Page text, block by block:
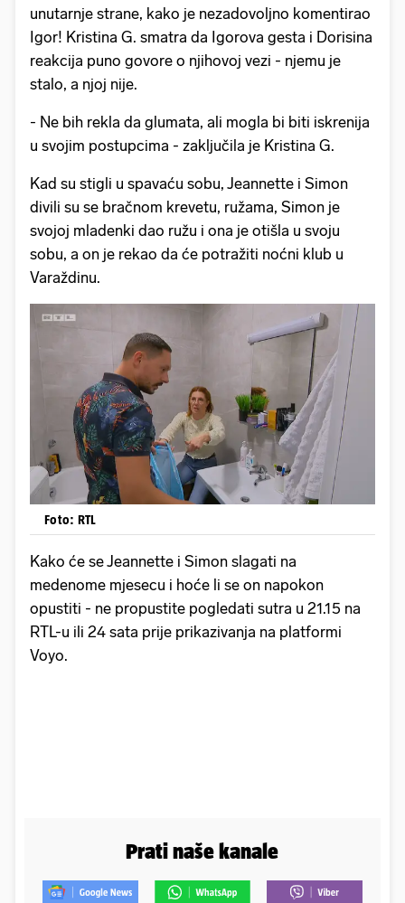
unutarnje strane, kako je nezadovoljno komentirao
Igor! Kristina G. smatra da Igorova gesta i Dorisina
reakcija puno govore o njihovoj vezi - njemu je
stalo, a njoj nije.
- Ne bih rekla da glumata, ali mogla bi biti iskrenija
u svojim postupcima - zaključila je Kristina G.
Kad su stigli u spavaću sobu, Jeannette i Simon
divili su se bračnom krevetu, ružama, Simon je
svojoj mladenki dao ružu i ona je otišla u svoju
sobu, a on je rekao da će potražiti noćni klub u
Varaždinu.
Foto: RTL
Kako će se Jeannette i Simon slagati na
medenome mjesecu i hoće li se on napokon
opustiti - ne propustite pogledati sutra u 21.15 na
RTL-u ili 24 sata prije prikazivanja na platformi
Voyo.
Prati naše kanale